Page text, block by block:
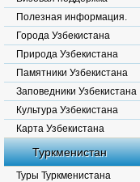
Полезная информация.
Города Узбекистана
Природа Узбекистана
Памятники Узбекистана
Заповедники Узбекистана
Культура Узбекистана
Карта Узбекистана
Туркменистан
Туры Туркменистана